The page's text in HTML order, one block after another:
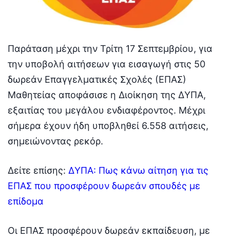
Παράταση μέχρι την Τρίτη 17 Σεπτεμβρίου, για
την υποβολή αιτήσεων για εισαγωγή στις 50
δωρεάν Επαγγελματικές Σχολές (ΕΠΑΣ)
Μαθητείας αποφάσισε η Διοίκηση της ΔΥΠΑ,
εξαιτίας του μεγάλου ενδιαφέροντος. Μέχρι
σήμερα έχουν ήδη υποβληθεί 6.558 αιτήσεις,
σημειώνοντας ρεκόρ.
Δείτε επίσης: ΔΥΠΑ: Πως κάνω αίτηση για τις
ΕΠΑΣ που προσφέρουν δωρεάν σπουδές με
επίδομα
Οι ΕΠΑΣ προσφέρουν δωρεάν εκπαίδευση, με